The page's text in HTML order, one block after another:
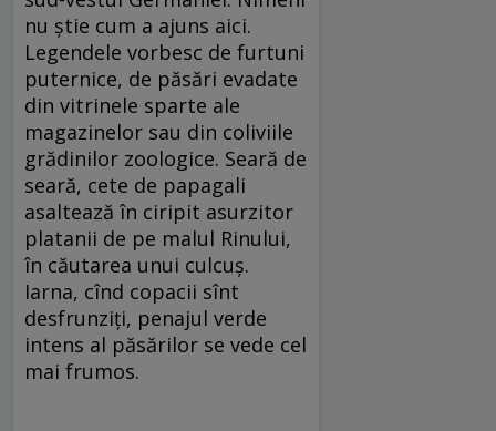
nu ştie cum a ajuns aici.
Legendele vorbesc de furtuni
puternice, de păsări evadate
din vitrinele sparte ale
magazinelor sau din coliviile
grădinilor zoologice. Seară de
seară, cete de papagali
asaltează în ciripit asurzitor
platanii de pe malul Rinului,
în căutarea unui culcuş.
Iarna, cînd copacii sînt
desfrunziţi, penajul verde
intens al păsărilor se vede cel
mai frumos.